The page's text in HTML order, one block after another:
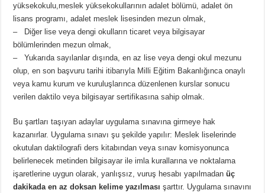
yüksekokulu,meslek yüksekokullarının adalet bölümü, adalet ön
lisans programı, adalet meslek lisesinden mezun olmak,
– Diğer lise veya dengi okulların ticaret veya bilgisayar
bölümlerinden mezun olmak,
– Yukarıda sayılanlar dışında, en az lise veya dengi okul mezunu
olup, en son başvuru tarihi itibarıyla Milli Eğitim Bakanlığınca onaylı
veya kamu kurum ve kuruluşlarınca düzenlenen kurslar sonucu
verilen daktilo veya bilgisayar sertifikasına sahip olmak.
Bu şartları taşıyan adaylar uygulama sınavına girmeye hak
kazanırlar. Uygulama sınavı şu şekilde yapılır: Meslek liselerinde
okutulan daktilografi ders kitabından veya sınav komisyonunca
belirlenecek metinden bilgisayar ile imla kurallarına ve noktalama
işaretlerine uygun olarak, yanlışsız, vuruş hesabı yapılmadanüç
dakikada en az doksan kelime yazılması şarttır. Uygulama sınavını